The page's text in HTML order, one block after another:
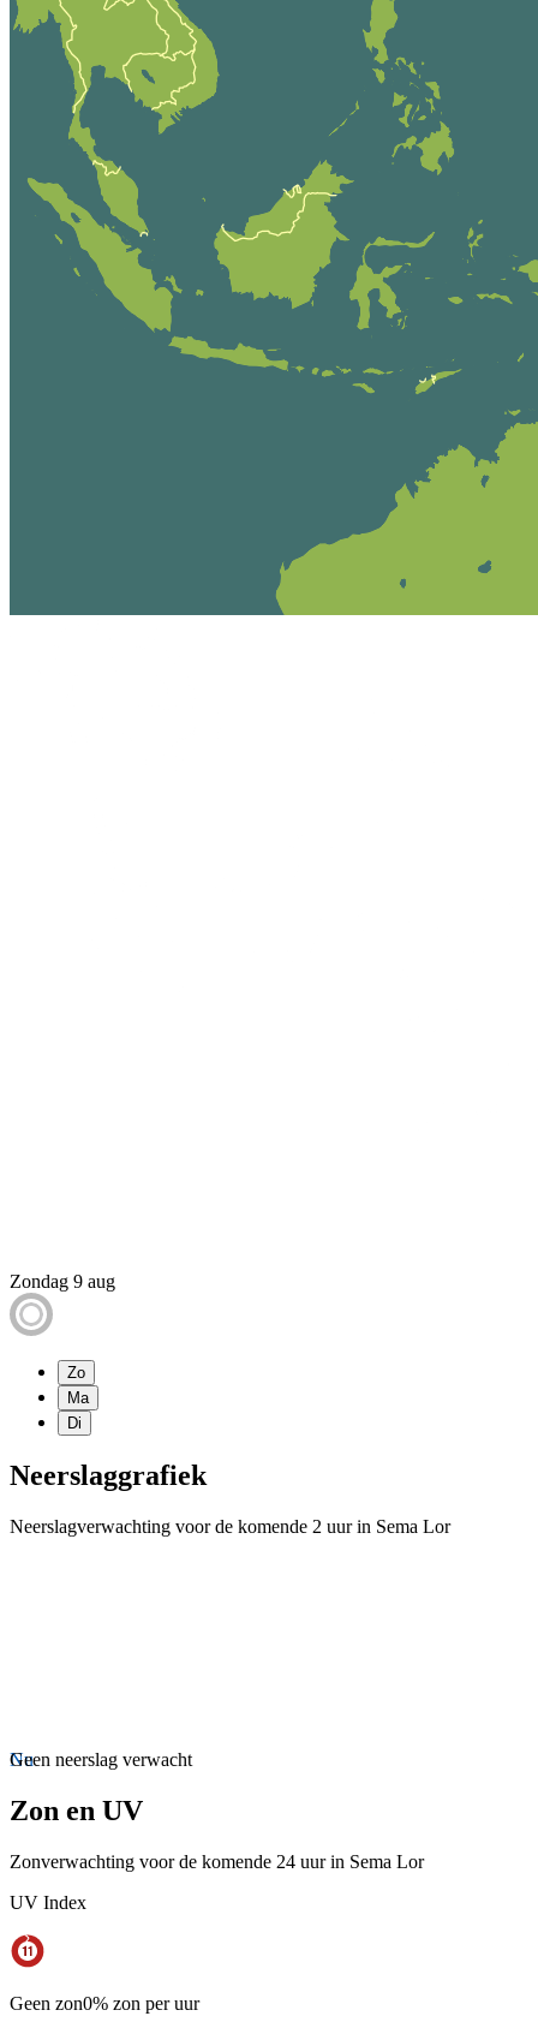
Zondag 9 aug
Zo
Ma
Di
Neerslaggrafiek
Neerslagverwachting voor de komende 2 uur in Sema Lor
Nu
Geen neerslag verwacht
Zon en UV
Zonverwachting voor de komende 24 uur in Sema Lor
UV Index
Geen zon0% zon per uur